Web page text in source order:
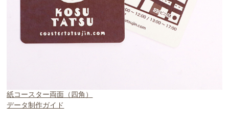
紙コースター両面（四角）
データ制作ガイド